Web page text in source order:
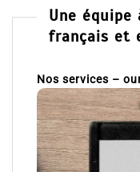
Une
français et
Nos services –